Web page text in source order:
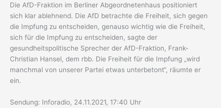
Die AfD-Fraktion im Berliner Abgeordnetenhaus positioniert
sich klar ablehnend. Die AfD betrachte die Freiheit, sich gegen
die Impfung zu entscheiden, genauso wichtig wie die Freiheit,
sich für die Impfung zu entscheiden, sagte der
gesundheitspolitische Sprecher der AfD-Fraktion, Frank-
Christian Hansel, dem rbb. Die Freiheit für die Impfung „wird
manchmal von unserer Partei etwas unterbetont“, räumte er
ein.
Sendung: Inforadio, 24.11.2021, 17:40 Uhr